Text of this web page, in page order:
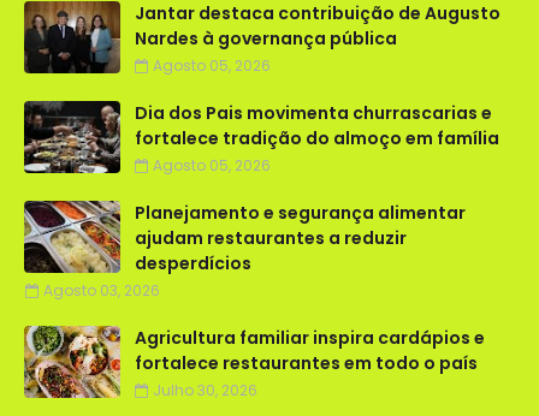
Jantar destaca contribuição de Augusto
Nardes à governança pública
Agosto 05, 2026
Dia dos Pais movimenta churrascarias e
fortalece tradição do almoço em família
Agosto 05, 2026
Planejamento e segurança alimentar
ajudam restaurantes a reduzir
desperdícios
Agosto 03, 2026
Agricultura familiar inspira cardápios e
fortalece restaurantes em todo o país
Julho 30, 2026